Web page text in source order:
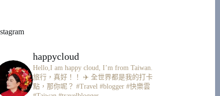
happycloud
Hello,I am happy cloud, I’m from Taiwan.
旅行，真好！！ ✈️ 全世界都是我的打卡
點，那你呢？ #Travel #blogger #快樂雲